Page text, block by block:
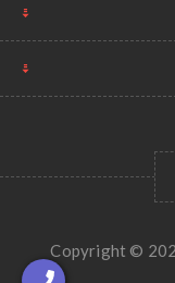
Copyright ©